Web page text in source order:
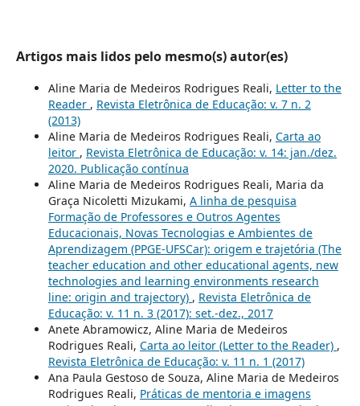
Artigos mais lidos pelo mesmo(s) autor(es)
Aline Maria de Medeiros Rodrigues Reali, Letter to the
Reader , Revista Eletrônica de Educação: v. 7 n. 2
(2013)
Aline Maria de Medeiros Rodrigues Reali, Carta ao
leitor , Revista Eletrônica de Educação: v. 14: jan./dez.
2020. Publicação contínua
Aline Maria de Medeiros Rodrigues Reali, Maria da
Graça Nicoletti Mizukami, A linha de pesquisa
Formação de Professores e Outros Agentes
Educacionais, Novas Tecnologias e Ambientes de
Aprendizagem (PPGE-UFSCar): origem e trajetória (The
teacher education and other educational agents, new
technologies and learning environments research
line: origin and trajectory) , Revista Eletrônica de
Educação: v. 11 n. 3 (2017): set.-dez., 2017
Anete Abramowicz, Aline Maria de Medeiros
Rodrigues Reali, Carta ao leitor (Letter to the Reader) ,
Revista Eletrônica de Educação: v. 11 n. 1 (2017)
Ana Paula Gestoso de Souza, Aline Maria de Medeiros
Rodrigues Reali, Práticas de mentoria e imagens